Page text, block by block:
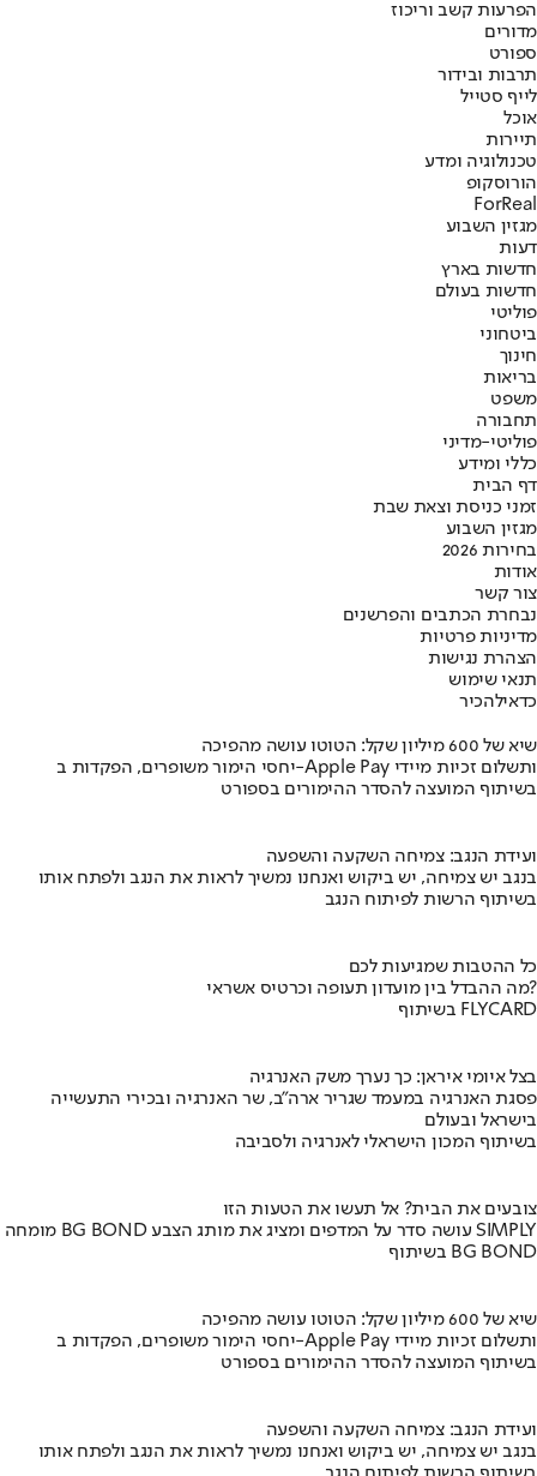
הפרעות קשב וריכוז
מדורים
ספורט
תרבות ובידור
לייף סטייל
אוכל
תיירות
טכנולוגיה ומדע
הורוסקופ
ForReal
מגזין השבוע
דעות
חדשות בארץ
חדשות בעולם
פוליטי
ביטחוני
חינוך
בריאות
משפט
תחבורה
פוליטי-מדיני
כללי ומידע
דף הבית
זמני כניסת וצאת שבת
מגזין השבוע
בחירות 2026
אודות
צור קשר
נבחרת הכתבים והפרשנים
מדיניות פרטיות
הצהרת נגישות
תנאי שימוש
כדאילהכיר
שיא של 600 מיליון שקל: הטוטו עושה מהפיכה
יחסי הימור משופרים, הפקדות ב-Apple Pay ותשלום זכיות מיידי
בשיתוף המועצה להסדר ההימורים בספורט
ועידת הנגב: צמיחה השקעה והשפעה
בנגב יש צמיחה, יש ביקוש ואנחנו נמשיך לראות את הנגב ולפתח אותו
בשיתוף הרשות לפיתוח הנגב
כל ההטבות שמגיעות לכם
מה ההבדל בין מועדון תעופה וכרטיס אשראי?
בשיתוף FLYCARD
בצל איומי איראן: כך נערך משק האנרגיה
פסגת האנרגיה במעמד שגריר ארה"ב, שר האנרגיה ובכירי התעשייה
בישראל ובעולם
בשיתוף המכון הישראלי לאנרגיה ולסביבה
צובעים את הבית? אל תעשו את הטעות הזו
מומחה BG BOND עושה סדר על המדפים ומציג את מותג הצבע SIMPLY
בשיתוף BG BOND
שיא של 600 מיליון שקל: הטוטו עושה מהפיכה
יחסי הימור משופרים, הפקדות ב-Apple Pay ותשלום זכיות מיידי
בשיתוף המועצה להסדר ההימורים בספורט
ועידת הנגב: צמיחה השקעה והשפעה
בנגב יש צמיחה, יש ביקוש ואנחנו נמשיך לראות את הנגב ולפתח אותו